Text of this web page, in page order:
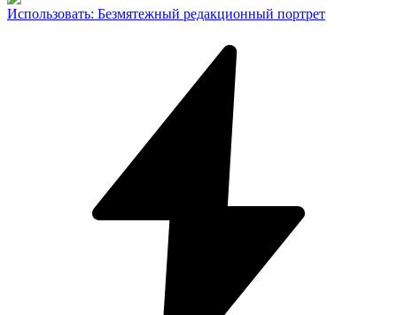
Использовать: Безмятежный редакционный портрет